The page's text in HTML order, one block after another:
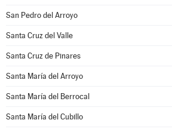
San Pedro del Arroyo
Santa Cruz del Valle
Santa Cruz de Pinares
Santa María del Arroyo
Santa María del Berrocal
Santa María del Cubillo